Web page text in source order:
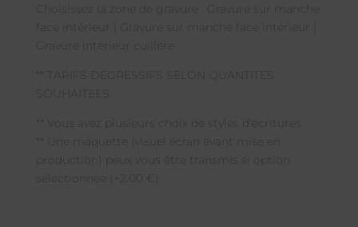
Choisissez la zone de gravure : Gravure sur manche
** TARIFS DEGRESSIFS SELON QUANTITES
** Vous avez plusieurs choix de styles d’écritures
** Une maquette (visuel écran avant mise en
production) peux vous être transmis si option
sélectionnée (+2.00 €)